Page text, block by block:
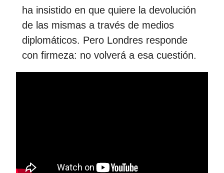
ha insistido en que quiere la devolución
de las mismas a través de medios
diplomáticos. Pero Londres responde
con firmeza: no volverá a esa cuestión.